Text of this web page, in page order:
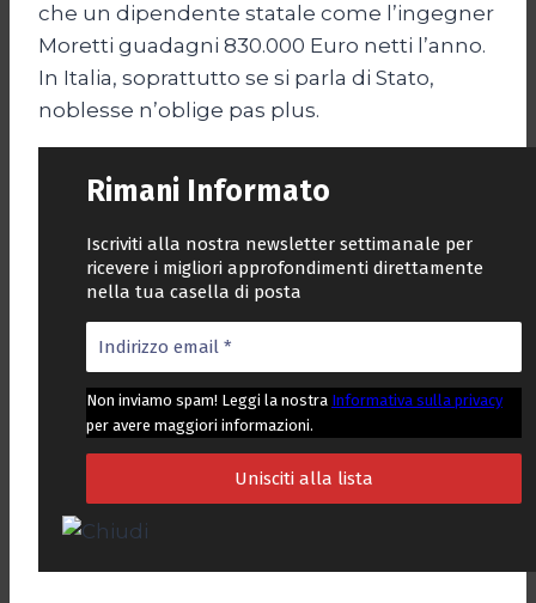
che un dipendente statale come l’ingegner
Moretti guadagni 830.000 Euro netti l’anno.
In Italia, soprattutto se si parla di Stato,
noblesse n’oblige pas plus.
Rimani Informato
Iscriviti alla nostra newsletter settimanale per
ricevere i migliori approfondimenti direttamente
nella tua casella di posta
Non inviamo spam! Leggi la nostra Informativa sulla privacy
per avere maggiori informazioni.